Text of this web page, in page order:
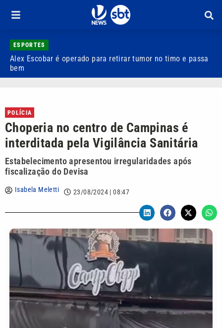
ESPORTES
Alex Escobar é operado para retirar tumor no timo e passa
bem
POLÍCIA
Choperia no centro de Campinas é
interditada pela Vigilância Sanitária
Estabelecimento apresentou irregularidades após
fiscalização do Devisa
Isabela Meletti 23/08/2024 | 08:47